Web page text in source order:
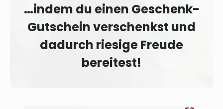
…indem du einen Geschenk-
Gutschein verschenkst und
dadurch riesige Freude
bereitest!